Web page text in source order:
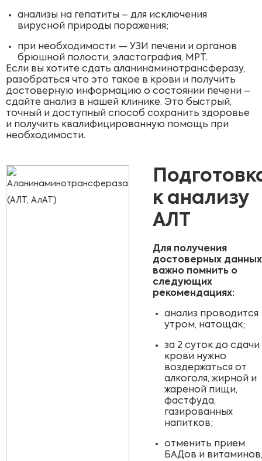
анализы на гепатиты – для исключения
вирусной природы поражения;
при необходимости — УЗИ печени и органов
брюшной полости, эластография, МРТ.
Если вы хотите сдать аланинаминотрансферазу,
разобраться что это такое в крови и получить
достоверную информацию о состоянии печени –
сдайте анализ в нашей клинике. Это быстрый,
точный и доступный способ сохранить здоровье
и получить квалифицированную помощь при
необходимости.
к анализу
АЛТ
Для получения
достоверных данных
важно помнить о
следующих
рекомендациях:
анализ проводится
утром, натощак;
за 2 суток до сдачи
крови нужно
воздержаться от
алкоголя, жирной и
жареной пищи,
фастфуда,
газированных
напитков;
отменить прием
БАДов и витаминов,